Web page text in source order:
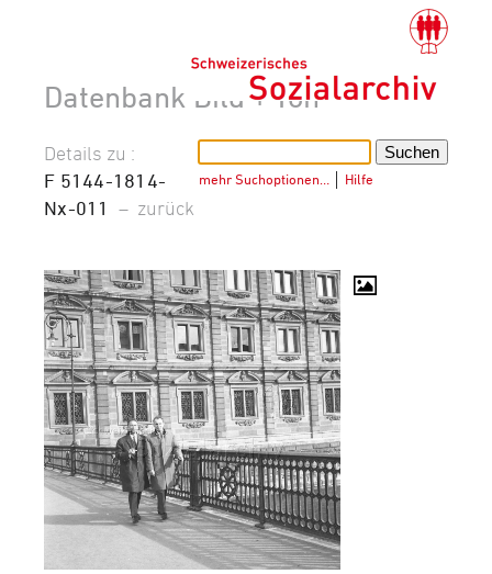
Datenbank Bild + Ton
mehr Suchoptionen… Hilfe
Details zu :
F 5144-1814-
Nx-011
– zurück